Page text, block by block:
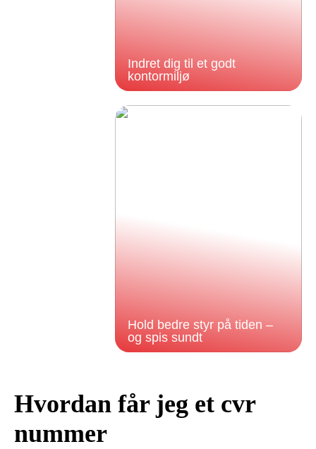
Indret dig til et godt
kontormiljø
Hold bedre styr på tiden –
og spis sundt
Hvordan får jeg et cvr
nummer